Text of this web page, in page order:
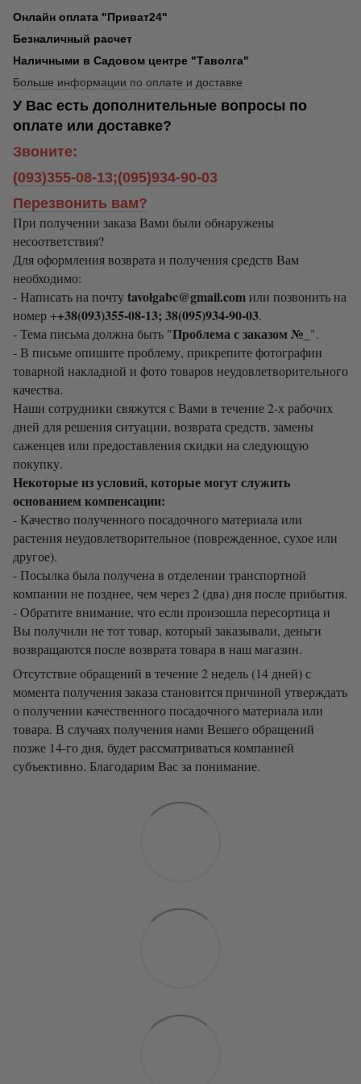
Онлайн оплата "Приват24"
Безналичный расчет
Наличными в Садовом центре "Таволга"
Больше информации по оплате и доставке
У Вас есть дополнительные вопросы по
оплате или доставке?
Звоните:
(093)355-08-13;(095)934-90-03
Перезвонить вам?
При получении заказа Вами были обнаружены
несоответствия?
Для оформления возврата и получения средств Вам
необходимо:
- Написать на почтуtavolgabc@gmail.comили позвонить на
номер ++38(093)355-08-13; 38(095)934-90-03.
- Тема письма должна быть "Проблема с заказом №_ ".
- В письме опишите проблему, прикрепите фотографии
товарной накладной и фото товаров неудовлетворительного
качества.
Наши сотрудники свяжутся с Вами в течение 2-х рабочих
дней для решения ситуации, возврата средств, замены
саженцев или предоставления скидки на следующую
покупку.
Некоторые из условий, которые могут служить
основанием компенсации:
- Качество полученного посадочного материала или
растения неудовлетворительное (поврежденное, сухое или
другое).
- Посылка была получена в отделении транспортной
компании не позднее, чем через 2 (два) дня после прибытия.
- Обратите внимание, что если произошла пересортица и
Вы получили не тот товар, который заказывали, деньги
возвращаются после возврата товара в наш магазин.
Отсутствие обращений в течение 2 недель (14 дней) с
момента получения заказа становится причиной утверждать
о получении качественного посадочного материала или
товара. В случаях получения нами Вешего обращений
позже 14-го дня, будет рассматриваться компанией
субъективно. Благодарим Вас за понимание.